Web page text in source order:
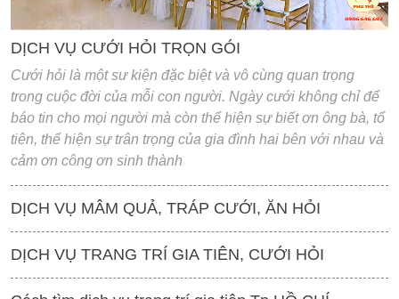
DỊCH VỤ CƯỚI HỎI TRỌN GÓI
Cưới hỏi là một sư kiện đặc biệt và vô cùng quan trọng
trong cuộc đời của mỗi con người. Ngày cưới không chỉ để
báo tin cho mọi người mà còn thể hiện sự biết ơn ông bà, tổ
tiên, thể hiện sự trân trọng của gia đình hai bên với nhau và
cảm ơn công ơn sinh thành
DỊCH VỤ MÂM QUẢ, TRÁP CƯỚI, ĂN HỎI
DỊCH VỤ TRANG TRÍ GIA TIÊN, CƯỚI HỎI